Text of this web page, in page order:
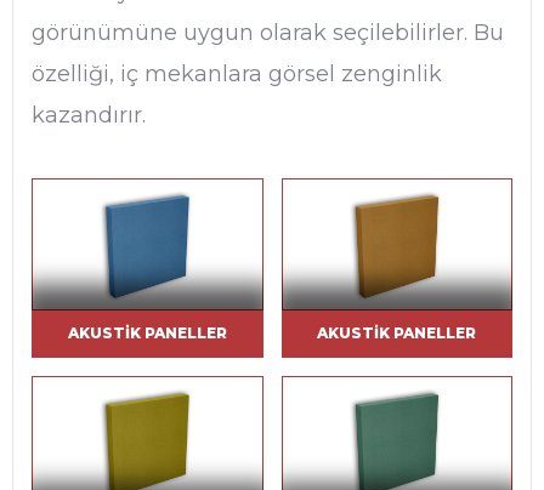
görünümüne uygun olarak seçilebilirler. Bu
özelliği, iç mekanlara görsel zenginlik
kazandırır.
AKUSTIK PANELLER AKUSTIK PANELLER